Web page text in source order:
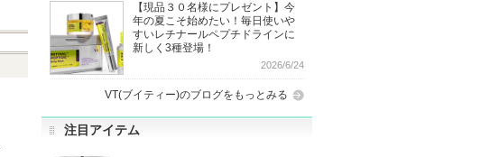
【現品３０名様にプレゼント】今
年の夏こそ始めたい！毎日使いや
すいレチナールペプチドラインに
新しく3種登場！
2026/6/24
VT(ブイティー)のブログをもっとみる
注目アイテム